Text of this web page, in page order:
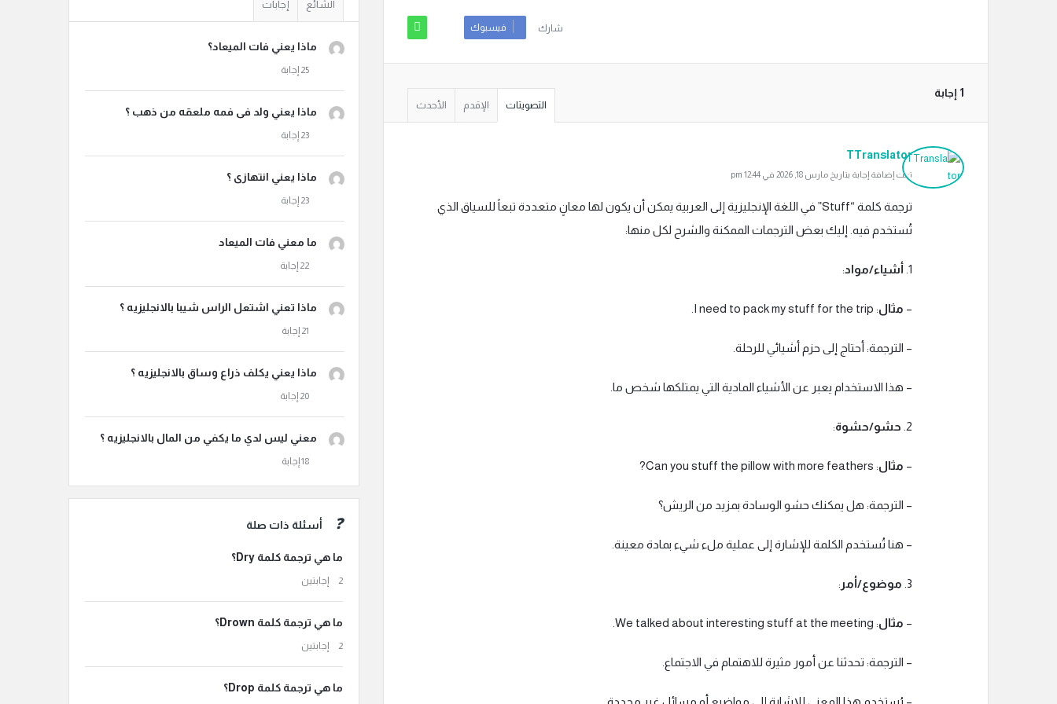
شارك فيسبوك
‫1 إجابة
التصويتات الإقدم الأحدث
TTranslator
تمت إضافة إجابة بتاريخ مارس 18, 2026 في 12:44 pm
ترجمة كلمة “Stuff” في اللغة الإنجليزية إلى العربية يمكن أن يكون لها معانٍ متعددة تبعاً للسياق الذي
تُستخدم فيه. إليك بعض الترجمات الممكنة والشرح لكل منها:
1. أشياء/مواد:
– مثال: I need to pack my stuff for the trip.
– الترجمة: أحتاج إلى حزم أشيائي للرحلة.
– هذا الاستخدام يعبر عن الأشياء المادية التي يمتلكها شخص ما.
2. حشو/حشوة:
– مثال: Can you stuff the pillow with more feathers?
– الترجمة: هل يمكنك حشو الوسادة بمزيد من الريش؟
– هنا تُستخدم الكلمة للإشارة إلى عملية ملء شيء بمادة معينة.
3. موضوع/أمر :
– مثال: We talked about interesting stuff at the meeting.
– الترجمة: تحدثنا عن أمور مثيرة للاهتمام في الاجتماع.
– يُستخدم هذا المعنى للإشارة إلى مواضيع أو مسائل غير محددة.
الشائع إجابات
ماذا يعني فات الميعاد؟
‏‫25 إجابة
ماذا يعني ولد فى فمه ملعقه من ذهب ؟
‏‫23 إجابة
ماذا يعني انتهازى ؟
‏‫23 إجابة
ما معني فات الميعاد
‏‫22 إجابة
ماذا تعني اشتعل الراس شيبا بالانجليزيه ؟
ماذا يعني يكلف ذراع وساق بالانجليزيه ؟
‏‫20 إجابة
معني ليس لدي ما يكفي من المال بالانجليزيه ؟
‏‫18 إجابة
أسئلة ذات صلة
ما هي ترجمة كلمة Dry؟
‫2 إجابتين
ما هي ترجمة كلمة Drown؟
‫2 إجابتين
ما هي ترجمة كلمة Drop؟